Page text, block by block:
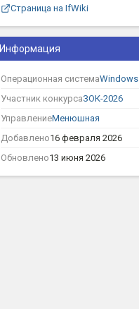
Страница на IfWiki
Информация
Операционная системаWindows
Участник конкурсаЗОК-2026
УправлениеМенюшная
Добавлено16 февраля 2026
Обновлено13 июня 2026